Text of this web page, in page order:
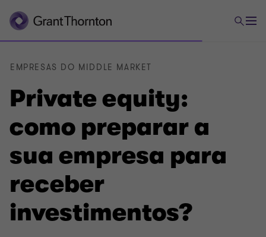
Private equity:
como preparar a
sua empresa para
receber
investimentos?
EMPRESAS DO MIDDLE MARKET